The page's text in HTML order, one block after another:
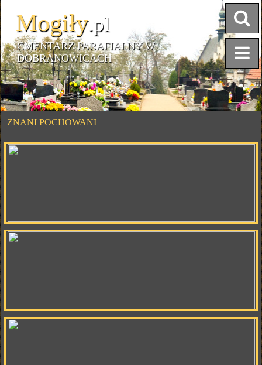
Mogiły.pl
CMENTARZ PARAFIALNY W
DOBRANOWICACH
ZNANI POCHOWANI